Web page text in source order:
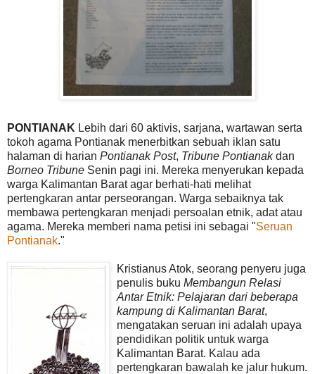
PONTIANAK Lebih dari 60 aktivis, sarjana, wartawan serta
tokoh agama Pontianak menerbitkan sebuah iklan satu
halaman di harian Pontianak Post, Tribune Pontianakdan
Borneo Tribune Senin pagi ini. Mereka menyerukan kepada
warga Kalimantan Barat agar berhati-hati melihat
pertengkaran antar perseorangan. Warga sebaiknya tak
membawa pertengkaran menjadi persoalan etnik, adat atau
agama. Mereka memberi nama petisi ini sebagai "Seruan
Pontianak."
Kristianus Atok, seorang penyeru juga
penulis buku Membangun Relasi
Antar Etnik: Pelajaran dari beberapa
kampung di Kalimantan Barat,
mengatakan seruan ini adalah upaya
pendidikan politik untuk warga
Kalimantan Barat. Kalau ada
pertengkaran bawalah ke jalur hukum.